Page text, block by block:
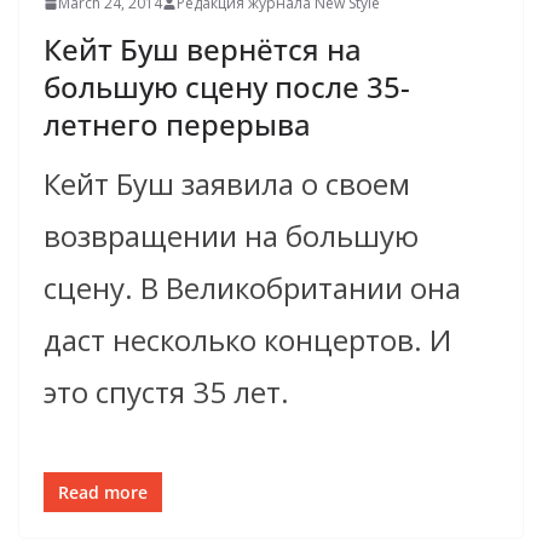
Кейт Буш вернётся на
большую сцену после 35-
летнего перерыва
Кейт Буш заявила о своем
возвращении на большую
сцену. В Великобритании она
даст несколько концертов. И
это спустя 35 лет.
Read more